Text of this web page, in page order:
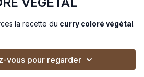
la recette du curry coloré végétal.
vous pour regarder